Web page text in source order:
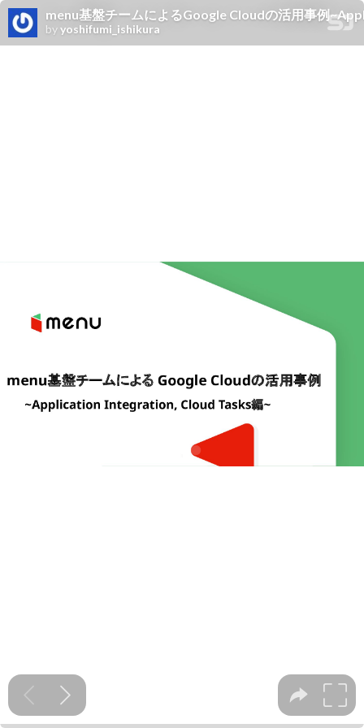
menu基盤チームによるGoogle Cloudの活用事例
byyoshifumi_ishikura